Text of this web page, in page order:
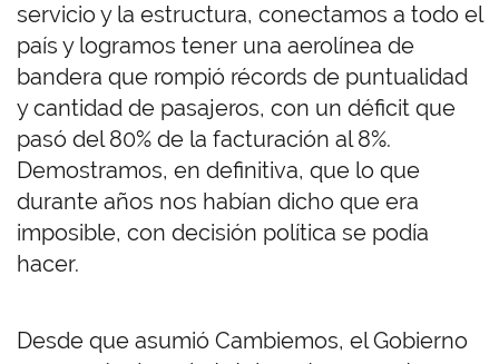
servicio y la estructura, conectamos a todo el
país y logramos tener una aerolínea de
bandera que rompió récords de puntualidad
y cantidad de pasajeros, con un déficit que
pasó del 80% de la facturación al 8%.
Demostramos, en definitiva, que lo que
durante años nos habían dicho que era
imposible, con decisión política se podía
hacer.
Desde que asumió Cambiemos, el Gobierno